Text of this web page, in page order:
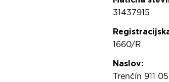
31437915
1660/R
Naslov:
Trenčín 911 05